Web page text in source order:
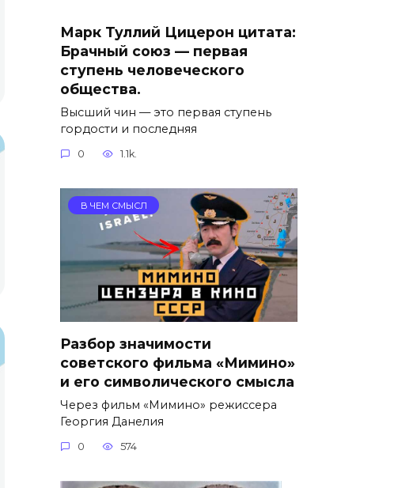
Марк Туллий Цицерон цитата:
Брачный союз — первая
ступень человеческого
общества.
Высший чин — это первая ступень
гордости и последняя
0 1.1k.
В ЧЕМ СМЫСЛ
Разбор значимости
советского фильма «Мимино»
и его символического смысла
Через фильм «Мимино» режиссера
Георгия Данелия
0 574